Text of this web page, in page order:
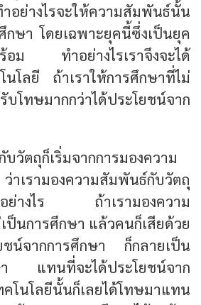
ย่างไรจะให้ความสัมพันธ์นั้น
กษา โดยเฉพาะยุคนี้ซึ่งเป็นยุค
อม ทำอย่างไรเราจึงจะได้
นโลยี ถ้าเราให้การศึกษาที่ไม่
โทษมากกว่าได้ประโยชน์จาก
วัตถุก็เริ่มจากการมองความ
เรามองความสัมพันธ์กับวัตถุ
อย่างไร ถ้าเรามองความ
นการศึกษา แล้วคนก็เสียด้วย
ชน์จากการศึกษา ก็กลายเป็น
า แทนที่จะได้ประโยชน์จาก
โนโลยีนั้นก็เลยได้โทษมาแทน